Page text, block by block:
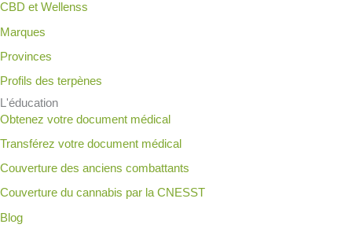
CBD et Wellenss
Marques
Provinces
Profils des terpènes
L'éducation
Obtenez votre document médical
Transférez votre document médical
Couverture des anciens combattants
Couverture du cannabis par la CNESST
Blog